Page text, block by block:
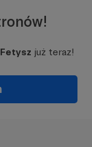
już teraz!